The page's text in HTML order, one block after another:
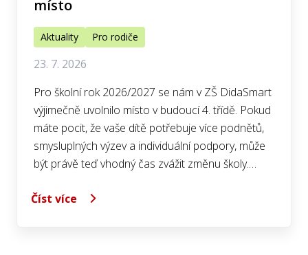
místo
Aktuality Pro rodiče
23. 7. 2026
Pro školní rok 2026/2027 se nám v ZŠ DidaSmart
výjimečně uvolnilo místo v budoucí 4. třídě. Pokud
máte pocit, že vaše dítě potřebuje více podnětů,
smysluplných výzev a individuální podpory, může
být právě teď vhodný čas zvážit změnu školy.…
Číst více